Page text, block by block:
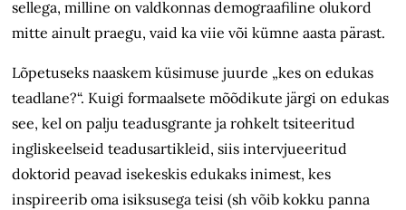
sellega, milline on valdkonnas demograafiline olukord
mitte ainult praegu, vaid ka viie või kümne aasta pärast.
Lõpetuseks naaskem küsimuse juurde „kes on edukas
teadlane?“. Kuigi formaalsete mõõdikute järgi on edukas
see, kel on palju teadusgrante ja rohkelt tsiteeritud
ingliskeelseid teadusartikleid, siis intervjueeritud
doktorid peavad isekeskis edukaks inimest, kes
inspireerib oma isiksusega teisi (sh võib kokku panna